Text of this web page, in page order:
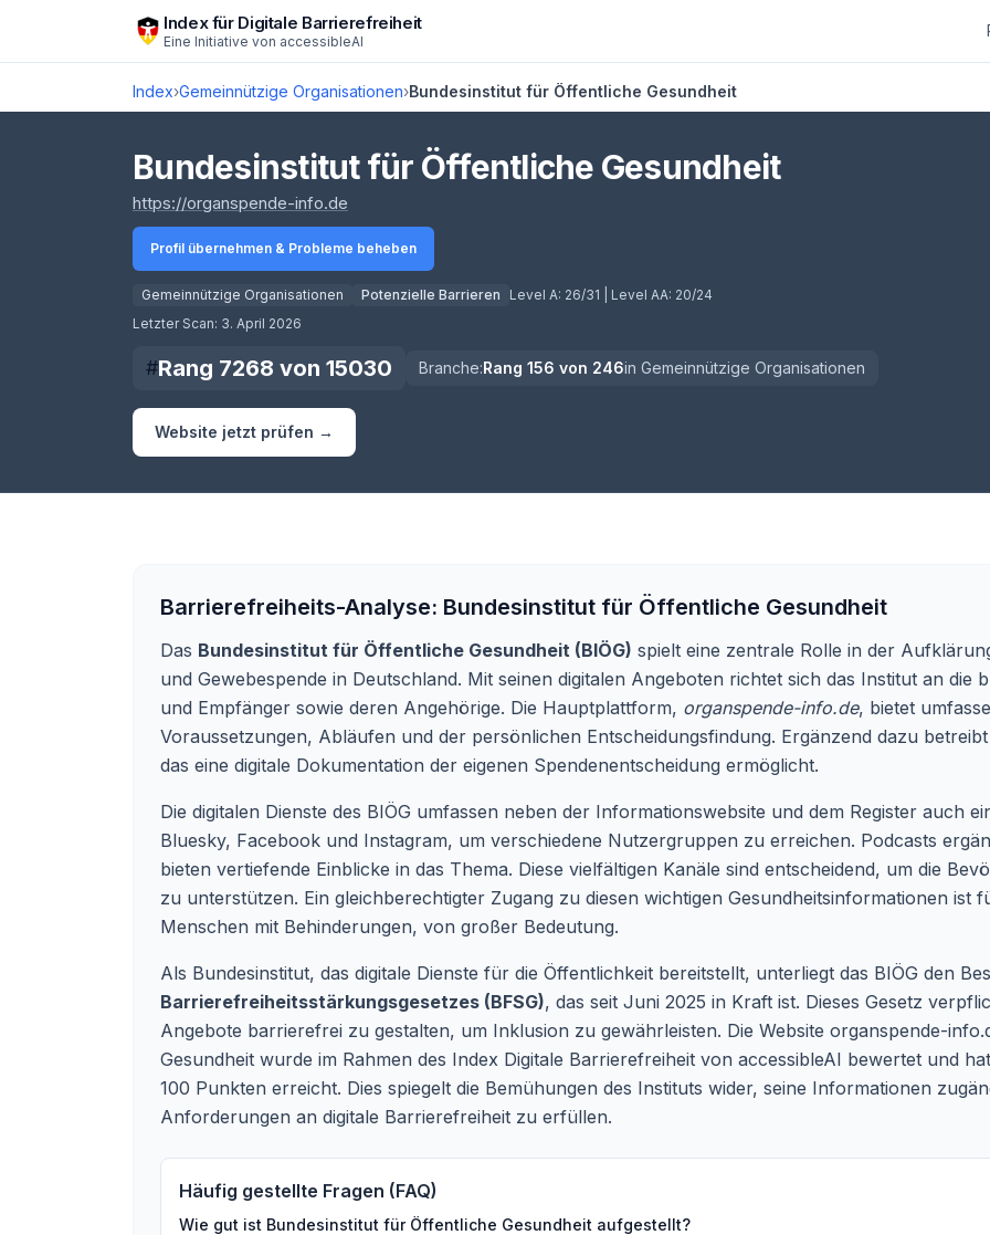
Zum Hauptinhalt springenIndex für Digitale Barrierefreiheit
Eine Initiative von accessibleAI
Index›Gemeinnützige Organisationen›Bundesinstitut für Öffentliche Gesundheit
Score lädt
Bundesinstitut für Öffentliche Gesundheit
https://organspende-info.de
Profil übernehmen & Probleme beheben
Gemeinnützige Organisationen Potenzielle Barrieren Level A: 26/31 | Level AA: 20/24
Letzter Scan: 3. April 2026
#Rang 7268 von 15030 Branche:Rang 156 von 246in Gemeinnützige Organisationen
Website jetzt prüfen →
Barrierefreiheits-Analyse: Bundesinstitut für Öffentliche Gesundheit
Das Bundesinstitut für Öffentliche Gesundheit (BIÖG) spielt eine zentrale Rolle in der
und Gewebespende in Deutschland. Mit seinen digitalen Angeboten richtet sich das Institut an die
und Empfänger sowie deren Angehörige. Die Hauptplattform, organspende-info.de, bietet
Voraussetzungen, Abläufen und der persönlichen Entscheidungsfindung. Ergänzend dazu betreibt
das eine digitale Dokumentation der eigenen Spendenentscheidung ermöglicht.
Die digitalen Dienste des BIÖG umfassen neben der Informationswebsite und dem Register auch
Bluesky, Facebook und Instagram, um verschiedene Nutzergruppen zu erreichen. Podcasts
bieten vertiefende Einblicke in das Thema. Diese vielfältigen Kanäle sind entscheidend, um die
zu unterstützen. Ein gleichberechtigter Zugang zu diesen wichtigen Gesundheitsinformationen ist
Menschen mit Behinderungen, von großer Bedeutung.
Als Bundesinstitut, das digitale Dienste für die Öffentlichkeit bereitstellt, unterliegt das BIÖG den
Barrierefreiheitsstärkungsgesetzes (BFSG), das seit Juni 2025 in Kraft ist. Dieses Gesetz
Angebote barrierefrei zu gestalten, um Inklusion zu gewährleisten. Die Website organspende-
Gesundheit wurde im Rahmen des Index Digitale Barrierefreiheit von accessibleAI bewertet und
100 Punkten erreicht. Dies spiegelt die Bemühungen des Instituts wider, seine Informationen
Anforderungen an digitale Barrierefreiheit zu erfüllen.
Häufig gestellte Fragen (FAQ)
Wie gut ist Bundesinstitut für Öffentliche Gesundheit aufgestellt?